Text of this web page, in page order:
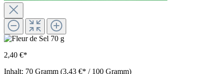
2,40 €*
Inhalt: 70 Gramm (3,43 €* / 100 Gramm)